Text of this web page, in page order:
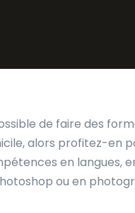
de faire des
alors profitez-en
en langues,
ou en